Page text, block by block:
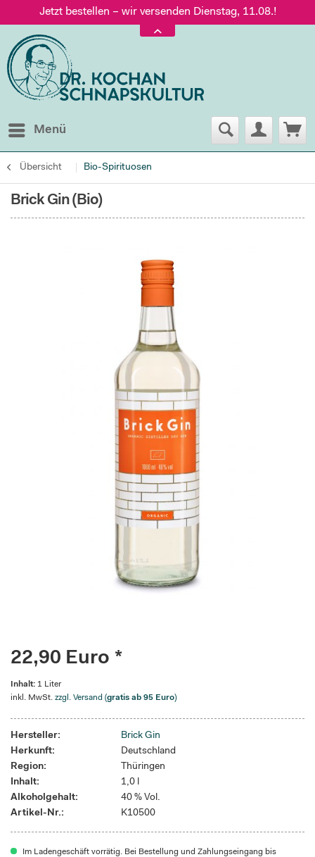
Jetzt bestellen – wir versenden Dienstag, 11.08.!
Versand nur 5,60 €, gratis ab 95 € Warenwert
Jetzt bestellen – wir versenden Dienstag, 11.08.!
Menü
Übersicht Bio-Spirituosen
Brick Gin (Bio)
22,90 Euro *
Inhalt: 1 Liter
inkl. MwSt. zzgl. Versand (gratis ab 95 Euro)
Hersteller:
Brick Gin
Herkunft:
Deutschland
Region:
Thüringen
Inhalt:
1,0 l
Alkoholgehalt:
40 % Vol.
Artikel-Nr.:
K10500
Im Ladengeschäft vorrätig. Bei Bestellung und Zahlungseingang bis